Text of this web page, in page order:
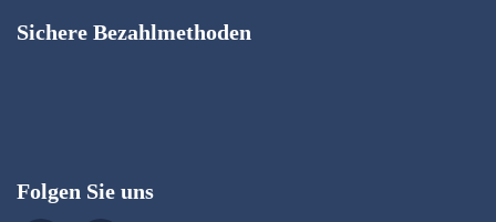
Folgen Sie uns
Sichere Bezahlmethoden